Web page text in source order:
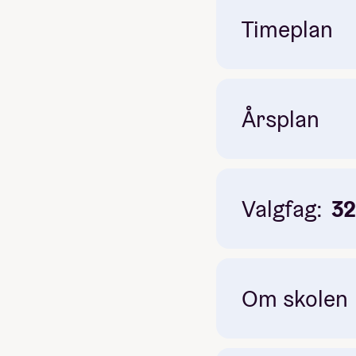
musikk i
Timeplan
Årsplan
Valgfag: 32
Om skolen